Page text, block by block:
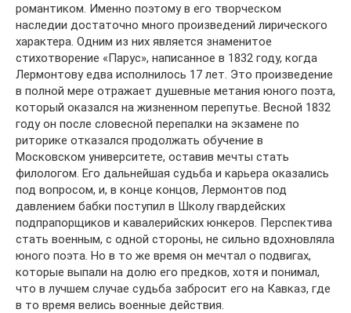
романтиком. Именно поэтому в его творческом
наследии достаточно много произведений лирического
характера. Одним из них является знаменитое
стихотворение «Парус», написанное в 1832 году, когда
Лермонтову едва исполнилось 17 лет. Это произведение
в полной мере отражает душевные метания юного поэта,
который оказался на жизненном перепутье. Весной 1832
году он после словесной перепалки на экзамене по
риторике отказался продолжать обучение в
Московском университете, оставив мечты стать
филологом. Его дальнейшая судьба и карьера оказались
под вопросом, и, в конце концов, Лермонтов под
давлением бабки поступил в Школу гвардейских
подпрапорщиков и кавалерийских юнкеров. Перспектива
стать военным, с одной стороны, не сильно вдохновляла
юного поэта. Но в то же время он мечтал о подвигах,
которые выпали на долю его предков, хотя и понимал,
что в лучшем случае судьба забросит его на Кавказ, где
в то время велись военные действия.